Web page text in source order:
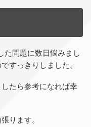
た問題に数日悩みまし
すっきりしました。
たら参考になれば幸
ります。